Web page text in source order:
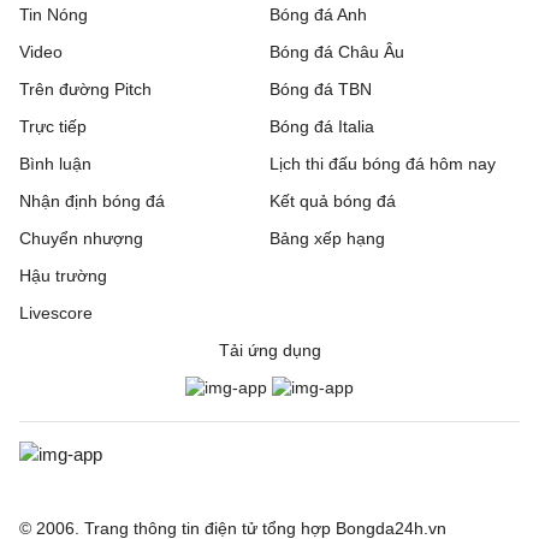
Tin Nóng
Video
Trên đường Pitch
Trực tiếp
Bóng đá Anh
Bóng đá Châu Âu
Bóng đá TBN
Bóng đá Italia
Bình luận
Nhận định bóng đá
Chuyển nhượng
Hậu trường
Livescore
Lịch thi đấu bóng đá hôm nay
Kết quả bóng đá
Bảng xếp hạng
Tải ứng dụng
© 2006. Trang thông tin điện tử tổng hợp Bongda24h.vn